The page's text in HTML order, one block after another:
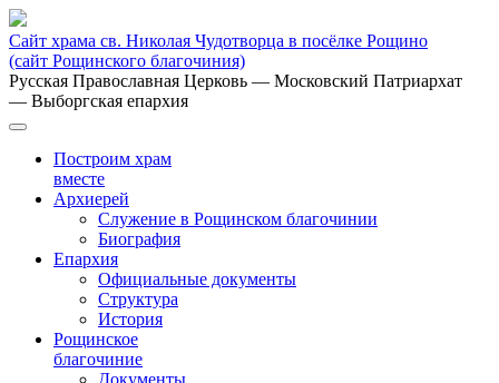
Сайт храма св. Николая Чудотворца в посёлке Рощино
(сайт Рощинского благочиния)
Русская Православная Церковь — Московский Патриархат
— Выборгская епархия
Построим храм
вместе
Архиерей
Служение в Рощинском благочинии
Биография
Епархия
Официальные документы
Структура
История
Рощинское
благочиние
Документы